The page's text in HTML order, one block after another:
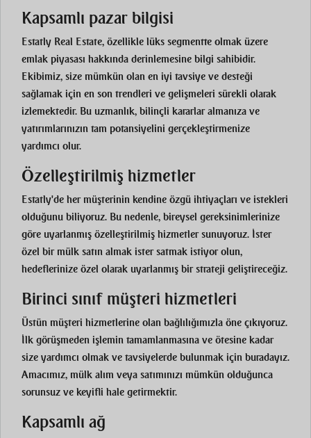
Kapsamlı pazar bilgisi
Estatly Real Estate, özellikle lüks segmentte olmak üzere
emlak piyasası hakkında derinlemesine bilgi sahibidir.
Ekibimiz, size mümkün olan en iyi tavsiye ve desteği
sağlamak için en son trendleri ve gelişmeleri sürekli olarak
izlemektedir. Bu uzmanlık, bilinçli kararlar almanıza ve
yatırımlarınızın tam potansiyelini gerçekleştirmenize
yardımcı olur.
Özelleştirilmiş hizmetler
Estatly'de her müşterinin kendine özgü ihtiyaçları ve istekleri
olduğunu biliyoruz. Bu nedenle, bireysel gereksinimlerinize
göre uyarlanmış özelleştirilmiş hizmetler sunuyoruz. İster
özel bir mülk satın almak ister satmak istiyor olun,
hedeflerinize özel olarak uyarlanmış bir strateji geliştireceğiz.
Birinci sınıf müşteri hizmetleri
Üstün müşteri hizmetlerine olan bağlılığımızla öne çıkıyoruz.
İlk görüşmeden işlemin tamamlanmasına ve ötesine kadar
size yardımcı olmak ve tavsiyelerde bulunmak için buradayız.
Amacımız, mülk alım veya satımınızı mümkün olduğunca
sorunsuz ve keyifli hale getirmektir.
Kapsamlı ağ